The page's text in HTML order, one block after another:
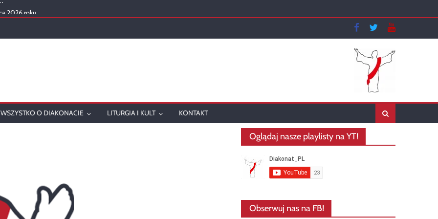
2026 roku
w 2025 roku
WSZYSTKO O DIAKONACIE LITURGIA I KULT KONTAKT
Oglądaj nasze playlisty na YT!
Obserwuj nas na FB!